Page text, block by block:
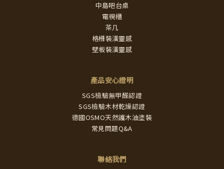
中島吧台桌
電視櫃
茶几
格柵裝潢靈感
壁板裝潢靈感
產品安心證明
SGS檢驗無甲醛認證
SGS檢驗木材乾燥認證
德國OSMO天然護木油塗裝
常見問題Q&A
聯絡我們